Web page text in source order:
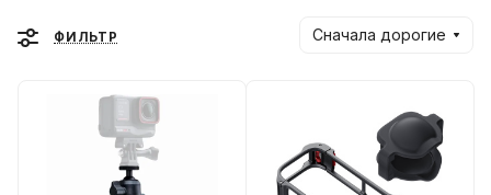
ФИЛЬТР Сначала дорогие